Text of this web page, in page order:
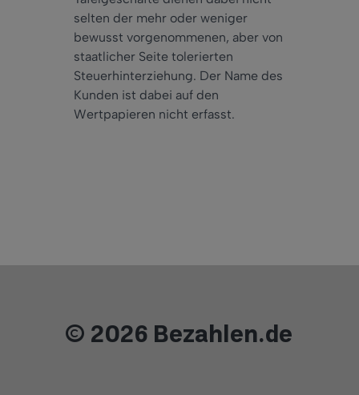
selten der mehr oder weniger
bewusst vorgenommenen, aber von
staatlicher Seite tolerierten
Steuerhinterziehung. Der Name des
Kunden ist dabei auf den
Wertpapieren nicht erfasst.
© 2026 Bezahlen.de